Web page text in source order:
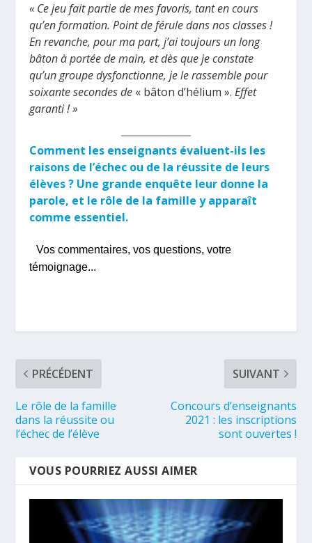
« Ce jeu fait partie de mes favoris, tant en cours
qu’en formation. Point de férule dans nos classes !
En revanche, pour ma part, j’ai toujours un long
bâton à portée de main, et dès que je constate
qu’un groupe dysfonctionne, je le rassemble pour
soixante secondes de « bâton d’hélium ».Effet
garanti ! »
Comment les enseignants évaluent-ils les
raisons de l’échec ou de la réussite de leurs
élèves ? Une grande enquête leur donne la
parole, et le rôle de la famille y apparaît
comme essentiel.
Vos commentaires, vos questions, votre
témoignage...
PRÉCÉDENT
Le rôle de la famille
dans la réussite ou
l’échec de l’élève
SUIVANT
Concours d’enseignants
2021 : les inscriptions
sont ouvertes !
VOUS POURRIEZ AUSSI AIMER